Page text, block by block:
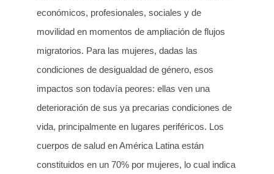
económicos, profesionales, sociales y de
movilidad en momentos de ampliación de flujos
migratorios. Para las mujeres, dadas las
condiciones de desigualdad de género, esos
impactos son todavía peores: ellas ven una
deterioración de sus ya precarias condiciones de
vida, principalmente en lugares periféricos. Los
cuerpos de salud en América Latina están
constituidos en un 70% por mujeres, lo cual indica